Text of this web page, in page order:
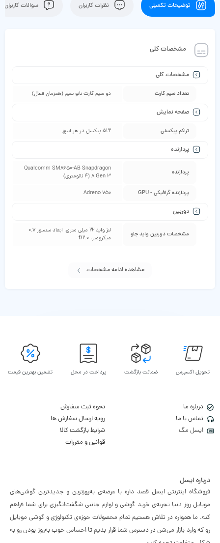
توضیحات تکمیلی نظرات کاربران سوالات کاربران
مشخصات کلی
مشخصات کلی
تعداد سیم کارت دو سیم کارت نانو سیم (همزمان فعال)
صفحه نمایش
تراکم پیکسلی 522 پیکسل در هر اینچ
پردازنده
پردازنده
Qualcomm SM8650-AB Snapdragon
8 Gen 3 (4 نانومتری)
پردازنده گرافیکی - GPU Adreno 750
دوربین
مشخصات دوربین واید جلو
لنز واید 22 میلی متری، ابعاد سنسور 0.7
میکرومتر، f/2.0
مشاهده ادامه مشخصات
تحویل اکسپرس ضمانت بازگشت پرداخت در محل تضمین بهترین قیمت
درباره ما
تماس با ما
ایسل مگ
نحوه ثبت سفارش
رویه ارسال سفارش ها
شرایط بازگشت کالا
قوانین و مقررات
درباره ایسل
فروشگاه اینترنتی ایسل قصد داره با عرضه‌ی به‌روزترین و جدیدترین گوشی‌های
موبایل روز دنیا تجربه‌ی خرید گوشی و لوازم جانبی شگفت‌انگیزی برای شما فراهم
کنه. ما همواره در تلاش هستیم تمام محصولات حوزه‌ی تکنولوژی و گوشی موبایل
رو که وارد بازار می‌شن در دسترس شما قرار بدیم تا احساس خوب به‌روز بودن رو به